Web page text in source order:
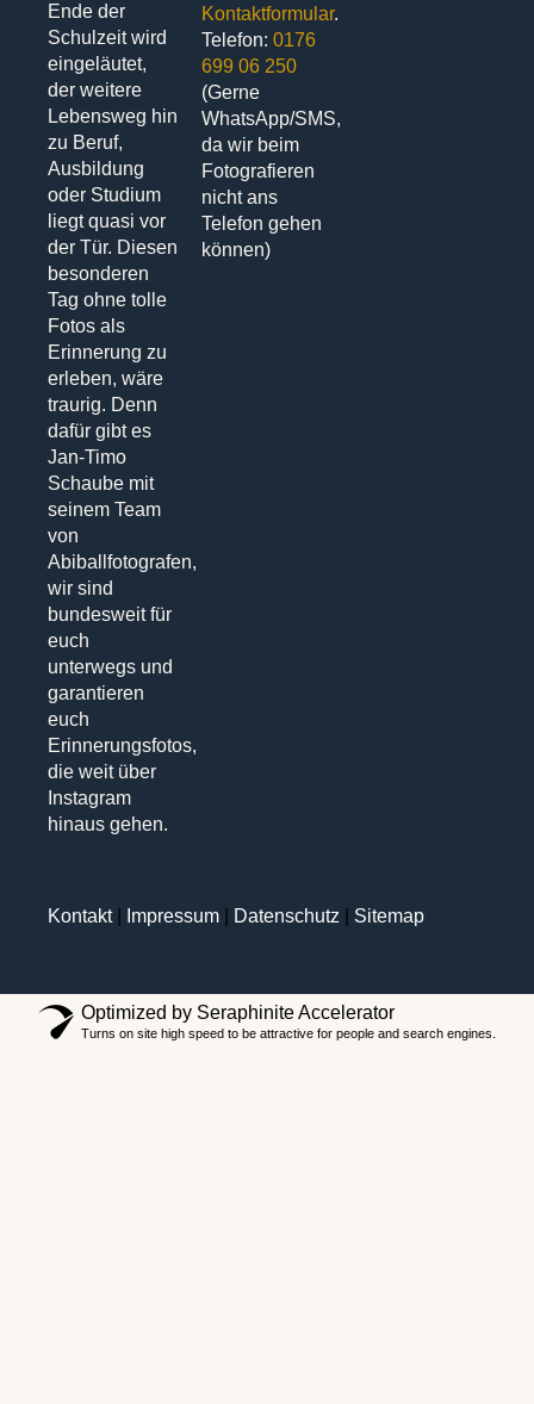
Ende der
Schulzeit wird
eingeläutet,
der weitere
Lebensweg hin
zu Beruf,
Ausbildung
oder Studium
liegt quasi vor
der Tür. Diesen
besonderen
Tag ohne tolle
Fotos als
Erinnerung zu
erleben, wäre
traurig. Denn
dafür gibt es
Jan-Timo
Schaube mit
seinem Team
von
Abiballfotografen,
wir sind
bundesweit für
euch
unterwegs und
garantieren
euch
Erinnerungsfotos,
die weit über
Instagram
hinaus gehen.
Kontaktformular.
Telefon:0176
699 06 250
(Gerne
WhatsApp/SMS,
da wir beim
Fotografieren
nicht ans
Telefon gehen
können)
Kontakt| Impressum Datenschutz Sitemap
Optimized by Seraphinite Accelerator
Turns on site high speed to be attractive for people and search engines.